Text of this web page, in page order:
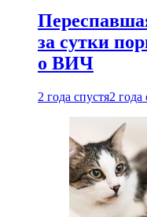
за сутки
о ВИЧ
2 года спустя2 года